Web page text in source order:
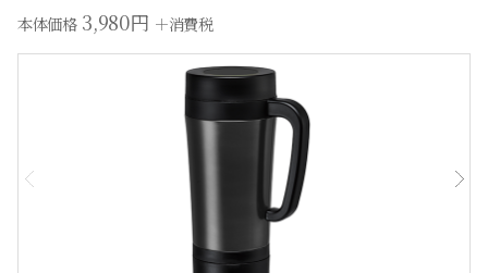
本体価格3,980円 ＋消費税